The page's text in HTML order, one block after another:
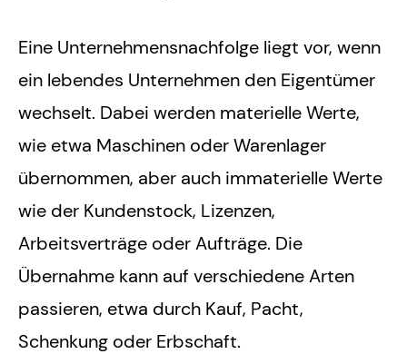
Eine Unternehmensnachfolge liegt vor, wenn
ein lebendes Unternehmen den Eigentümer
wechselt. Dabei werden materielle Werte,
wie etwa Maschinen oder Warenlager
übernommen, aber auch immaterielle Werte
wie der Kundenstock, Lizenzen,
Arbeitsverträge oder Aufträge. Die
Übernahme kann auf verschiedene Arten
passieren, etwa durch Kauf, Pacht,
Schenkung oder Erbschaft.